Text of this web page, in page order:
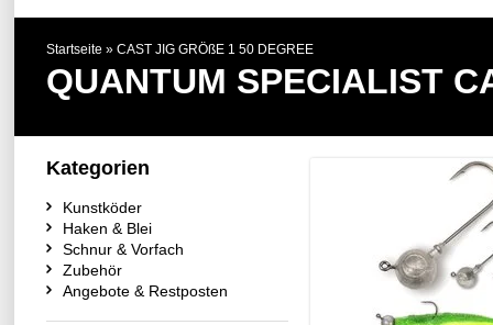
Startseite » CAST JIG GRÖßE 1 50 DEGREE
QUANTUM SPECIALIST
Kategorien
Kunstköder
Haken & Blei
Schnur & Vorfach
Zubehör
Angebote & Restposten